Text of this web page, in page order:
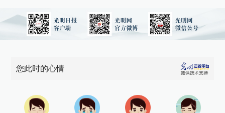
您此时的心情